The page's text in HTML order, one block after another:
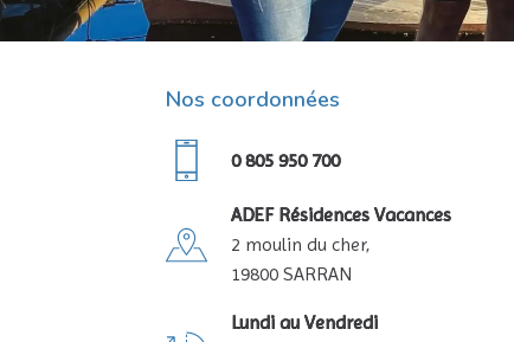
Nos coordonnées
0 805 950 700
ADEF Résidences Vacances
2 moulin du cher,
19800 SARRAN
Lundi au Vendredi